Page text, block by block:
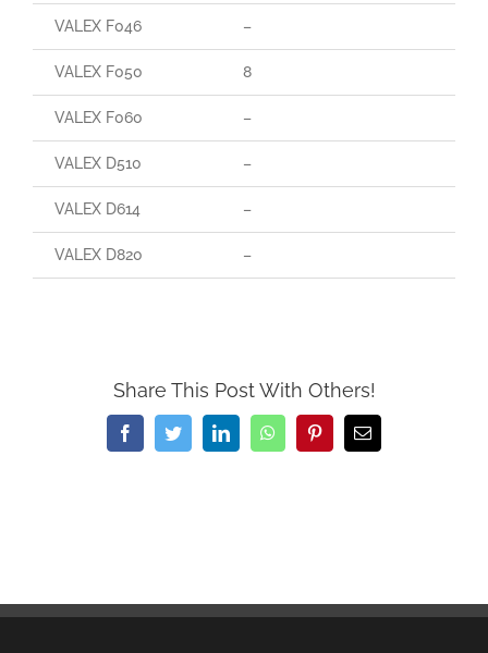
VALEX F046 –
VALEX F050 8
VALEX F060 –
VALEX D510 –
VALEX D614 –
VALEX D820 –
Share This Post With Others!
FacebookTwitterLinkedInWhatsAppPinterestEmail